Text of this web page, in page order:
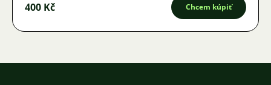
400 Kč Chcem kúpiť